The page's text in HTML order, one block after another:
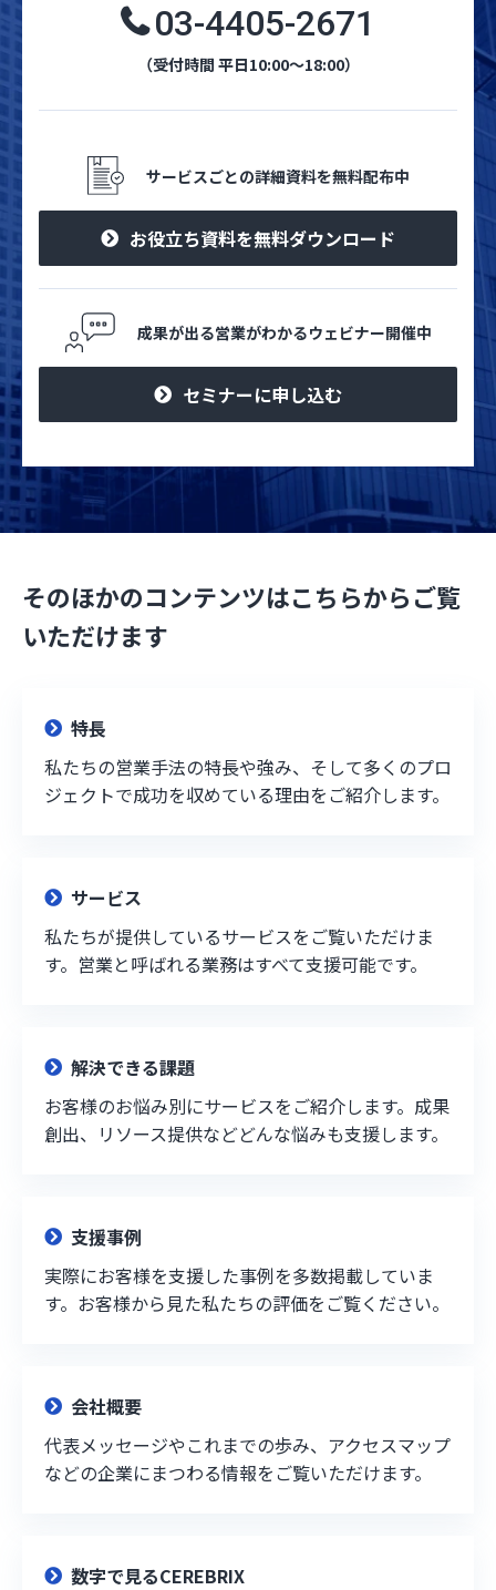
03-4405-2671
（受付時間 平日10:00～18:00）
サービスごとの詳細資料を無料配布中
お役立ち資料を無料ダウンロード
成果が出る営業がわかるウェビナー開催中
セミナーに申し込む
そのほかのコンテンツはこちらからご覧
いただけます
特長
私たちの営業手法の特長や強み、そして多くのプロ
ジェクトで成功を収めている理由をご紹介します。
サービス
私たちが提供しているサービスをご覧いただけま
す。営業と呼ばれる業務はすべて支援可能です。
解決できる課題
お客様のお悩み別にサービスをご紹介します。成果
創出、リソース提供などどんな悩みも支援します。
支援事例
実際にお客様を支援した事例を多数掲載していま
す。お客様から見た私たちの評価をご覧ください。
会社概要
代表メッセージやこれまでの歩み、アクセスマップ
などの企業にまつわる情報をご覧いただけます。
数字で見るCEREBRIX